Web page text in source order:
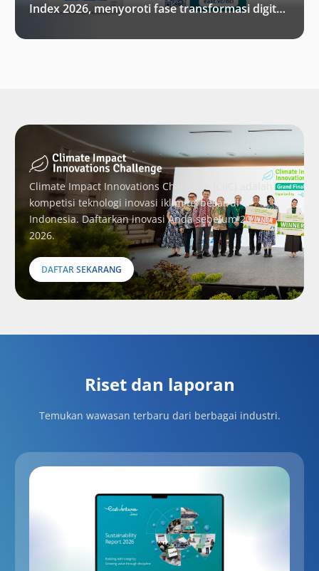
Index 2026, menyoroti fase transformasi digital
Climate Impact Innovations Challenge (CIIC) adalah
kompetisi teknologi inovasi iklim terbesar di
Indonesia. Daftarkan inovasi Anda sebelum 20 Juni
2026.
DAFTAR SEKARANG
Riset dan laporan
Temukan wawasan terbaru dari berbagai industri.